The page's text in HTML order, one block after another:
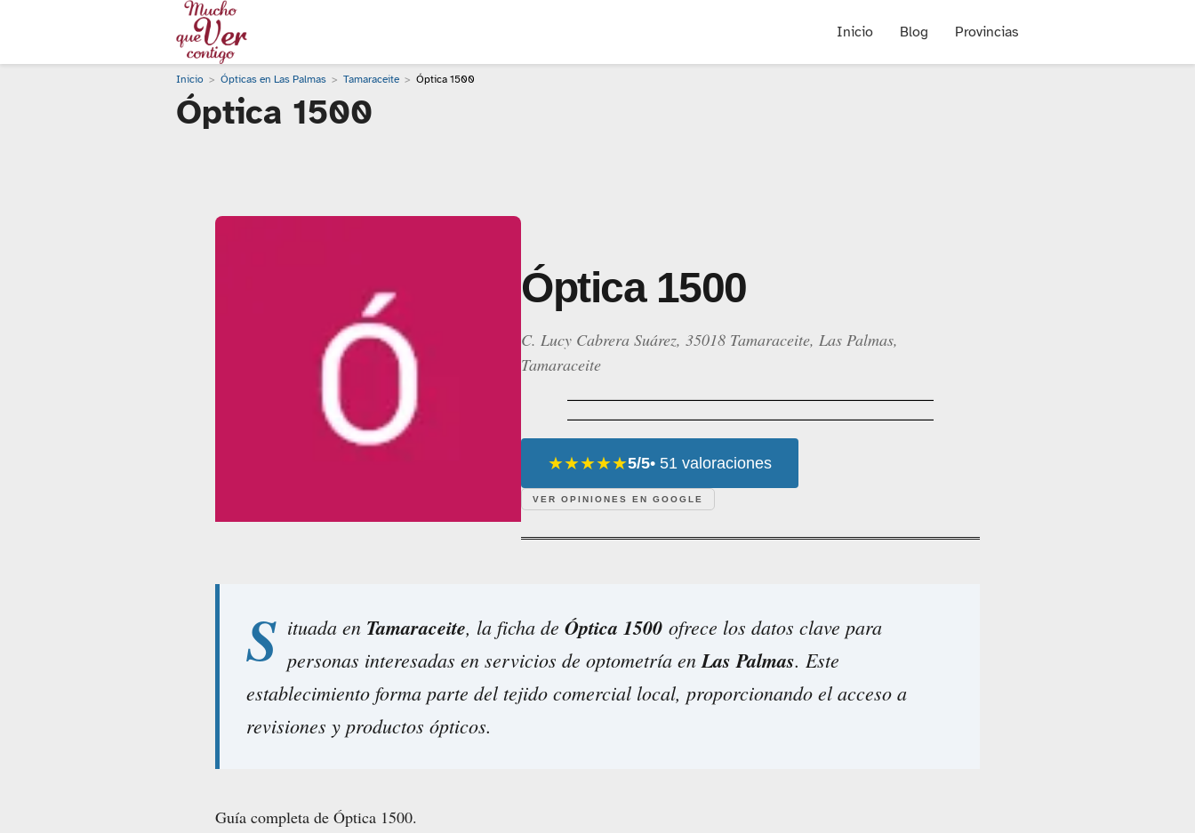
Inicio Blog Provincias
Inicio Ópticas en Las Palmas Tamaraceite Óptica 1500
Óptica 1500
Óptica 1500
C. Lucy Cabrera Suárez, 35018 Tamaraceite, Las Palmas,
Tamaraceite
★★★★★5/5• 51 valoraciones
VER OPINIONES EN GOOGLE
S ituada en Tamaraceite, la ficha de Óptica 1500 ofrece los datos clave para
personas interesadas en servicios de optometría enLas Palmas. Este
establecimiento forma parte del tejido comercial local, proporcionando el acceso a
revisiones y productos ópticos.
Guía completa de Óptica 1500.